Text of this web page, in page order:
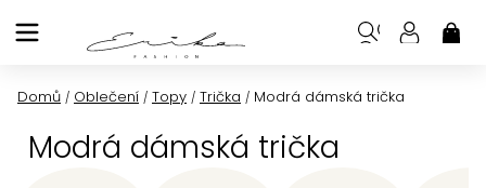
na
Domů / Oblečení / Topy / Trička / Modrá dámská trička
Modrá dámská trička